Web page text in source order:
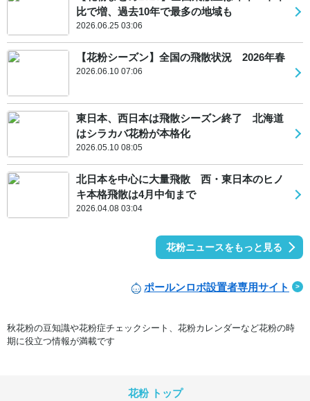
比で増、過去10年で最多の地域も
2026.06.25 03:06
【花粉シーズン】全国の飛散状況 2026年春
2026.06.10 07:06
東日本、西日本は飛散シーズン終了 北海道
はシラカバ花粉が本格化
2026.05.10 08:05
北日本を中心に大量飛散 西・東日本のヒノ
キ本格飛散は4月中旬まで
2026.04.08 03:04
花粉ニュースをもっと見る
ポールンロボ設置者専用サイト
秋花粉の豆知識や花粉症チェックシート、花粉カレンダーなど花粉の時
期に役立つ情報が満載です
花粉 トップ